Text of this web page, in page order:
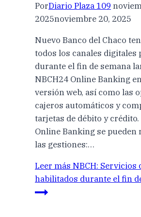
PorDiario Plaza 109
2025noviembre 20, 2025
Nuevo Banco del Chaco
todos los canales digitales
durante el fin de semana
NBCH24 Online Banking
versión web, así como las
cajeros automáticos y
tarjetas de débito y crédito.
Online Banking se pueden
las gestiones:…
Leer más NBCH: Servicios
habilitados durante el fin